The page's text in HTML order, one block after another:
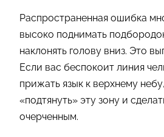
Распространенная ошибка
высоко поднимать
наклонять голову вниз. Это
Если вас беспокоит линия
прижать язык к верхнему
«подтянуть» эту зону и
очерченным.